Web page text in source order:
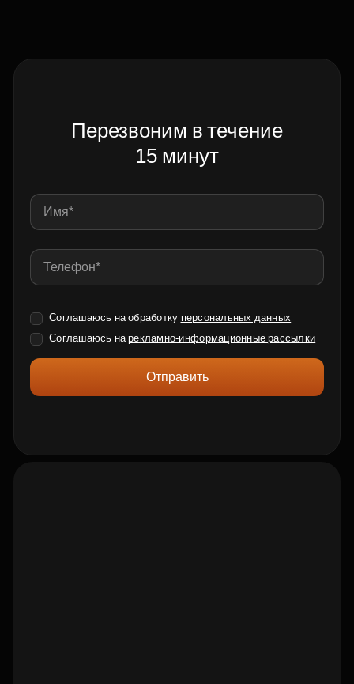
Перезвоним в течение
15 минут
Соглашаюсь на обработку персональных данных
Соглашаюсь нарекламно-информационные рассылки
Отправить